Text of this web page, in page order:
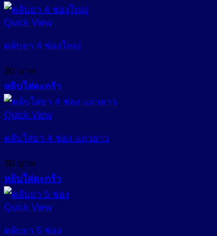
Quick View
ตลับยา 4 ช่องใหญ่
30 บาท
หยิบใส่ตะกร้า
Quick View
ตลับใส่ยา 4 ช่อง แถวยาว
30 บาท
หยิบใส่ตะกร้า
Quick View
ตลับยา 5 ช่อง